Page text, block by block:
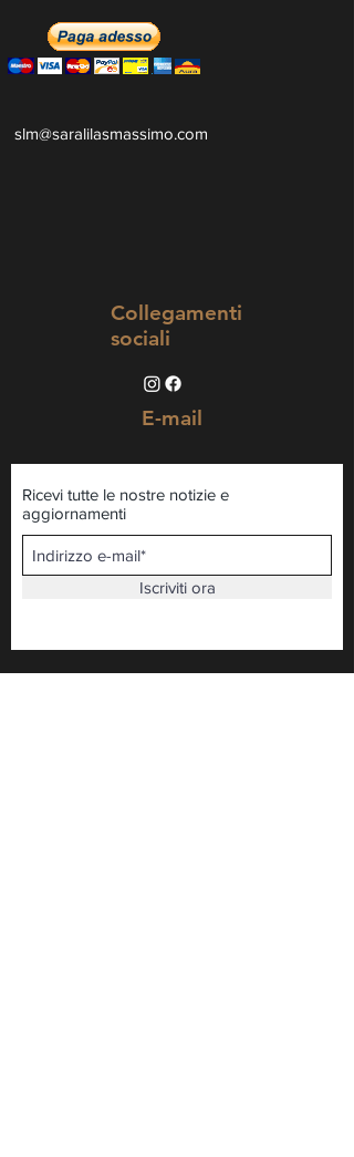
slm@saralilasmassimo.com
Collegamenti
sociali
E-mail
Ricevi tutte le nostre notizie e
aggiornamenti
Iscriviti ora